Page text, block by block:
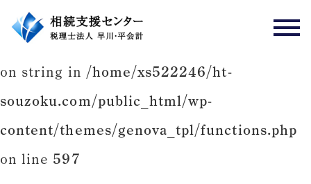
Warning: Attempt to read property "slug"
on string in /home/xs522246/ht-
souzoku.com/public_html/wp-
content/themes/genova_tpl/functions.php
on line 597